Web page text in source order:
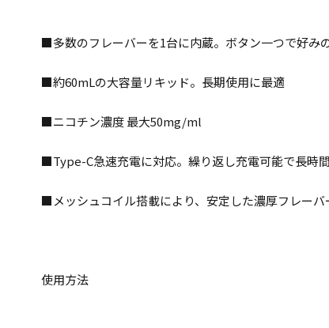
■多数のフレーバーを1台に内蔵。ボタン一つで好み
■約60mLの大容量リキッド。長期使用に最適
■ニコチン濃度 最大50mg/ml
■Type-C急速充電に対応。繰り返し充電可能で長時
■メッシュコイル搭載により、安定した濃厚フレー
使用方法